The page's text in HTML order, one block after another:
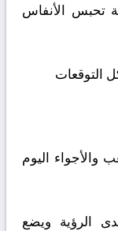
تحبس الأنفاس
التوقعات
والأجواء اليوم
الرؤية ويضع